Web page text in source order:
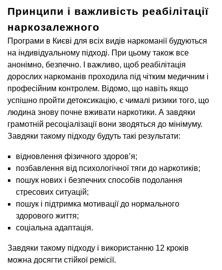
Принципи і важливість реабілітації
наркозалежного
Програми в Києві для всіх видів наркоманії будуються
на індивідуальному підході. При цьому також все
анонімно, безпечно. І важливо, щоб реабілітація
дорослих наркоманів проходила під чітким медичним і
професійним контролем. Відомо, що навіть якщо
успішно пройти детоксикацію, є чималі ризики того, що
людина знову почне вживати наркотики. А завдяки
грамотній ресоціалізації вони зводяться до мінімуму.
Завдяки такому підходу будуть такі результати:
відновлення фізичного здоров’я;
позбавлення від психологічної тяги до наркотиків;
пошук нових і безпечних способів подолання
стресових ситуацій;
пошук і підтримка мотивації до нормального
здорового життя;
соціальна адаптація.
Завдяки такому підходу і використанню 12 кроків
можна досягти стійкої ремісії.